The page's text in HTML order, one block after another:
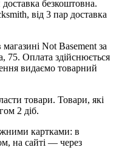
безкоштовна.
від 3 пар доставка
Not Basement за
75. Оплата здійснюється
видаємо товарний
товари. Товари, які
2 діб.
картками: в
на сайті — через